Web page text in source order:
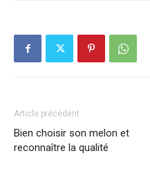
Article précédent
Bien choisir son melon et
reconnaître la qualité